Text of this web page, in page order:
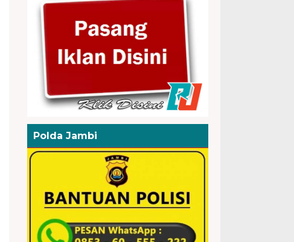
Polda Jambi